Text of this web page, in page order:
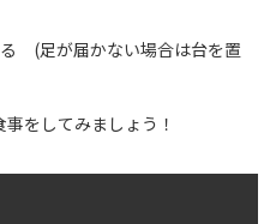
(足が届かない場合は台を置
をしてみましょう！